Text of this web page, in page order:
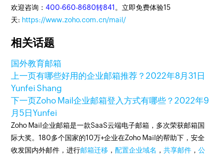
欢迎咨询：400-660-8680转841 。立即免费体验15
天: https://www.zoho.com.cn/mail/
相关话题
国外教育邮箱
上一页有哪些好用的企业邮箱推荐？2022年8月31日
Yunfei Shang
下一页Zoho Mail企业邮箱登入方式有哪些？2022年9
月5日Yunfei
Zoho Mail企业邮箱是一款SaaS云端电子邮箱，多次荣获邮箱国
际大奖。180多个国家的10万+企业在Zoho Mail的帮助下，安全
收发国内外邮件，进行邮箱迁移 ，配置企业域名 ，共享邮件 ，公